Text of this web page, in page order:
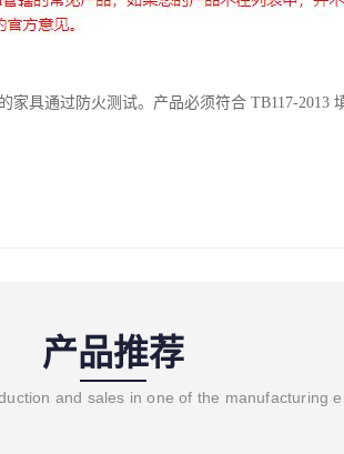
家具通过防火测试。产品必须符合 TB117-2013
产品推荐
and sales in one of the manufacturing